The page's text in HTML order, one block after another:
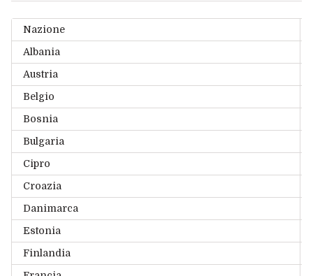
Nazione
Albania
Austria
Belgio
Bosnia
Bulgaria
Cipro
Croazia
Danimarca
Estonia
Finlandia